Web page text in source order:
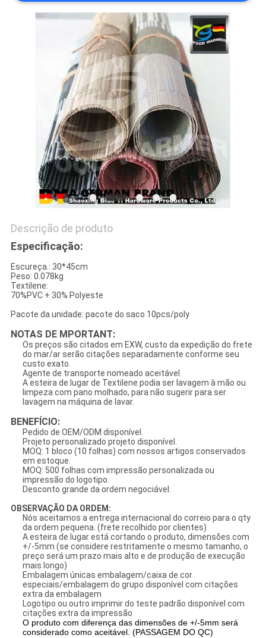
Descrição de produto
Especificação:
Escureça.: 30*45cm
Peso: 0.078kg
Textilene:
70%PVC + 30% Polyeste
Pacote da unidade: pacote do saco 10pcs/poly
NOTAS DE MPORTANT:
Os preços são citados em EXW, custo da expedição do frete
do mar/ar serão citações separadamente conforme seu
custo exato.
Agente de transporte nomeado aceitável
A esteira de lugar de Textilene podia ser lavagem à mão ou
limpeza com pano molhado, para não sugerir para ser
lavagem na máquina de lavar.
BENEFÍCIO:
Pedido de OEM/ODM disponível.
Projeto personalizado projeto disponível.
MOQ: 1 bloco (10 folhas) com nossos artigos conservados
em estoque.
MOQ: 500 folhas com impressão personalizada ou
impressão do logotipo.
Desconto grande da ordem negociável.
OBSERVAÇÃO DA ORDEM:
Nós aceitamos a entrega internacional do correio para o qty
da ordem pequena. (frete recolhido por clientes)
A esteira de lugar está cortando o produto, dimensões com
+/-5mm (se considere restritamente o mesmo tamanho, o
preço será um prazo mais alto e de produção de execução
mais longo)
Embalagem únicas embalagem/caixa de cor
especiais/embalagem do grupo disponível com citações
extra da embalagem
Logotipo ou outro imprimir do teste padrão disponível com
citações extra da impressão
O produto com diferença das dimensões de +/-5mm será
considerado como aceitável. (PASSAGEM DO QC)